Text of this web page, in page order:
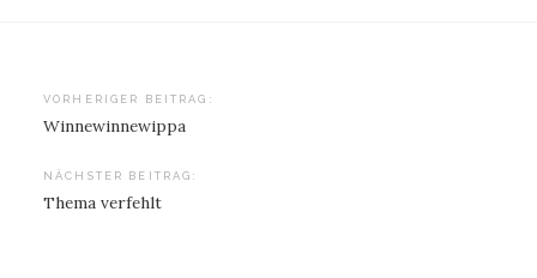
Beitragsnavigation
VORHERIGER BEITRAG:
Winnewinnewippa
NÄCHSTER BEITRAG:
Thema verfehlt